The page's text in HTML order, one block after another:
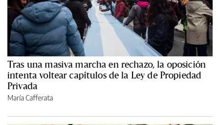
Tras una masiva marcha en rechazo, la oposición
intenta voltear capítulos de la Ley de Propiedad
Privada
María Cafferata